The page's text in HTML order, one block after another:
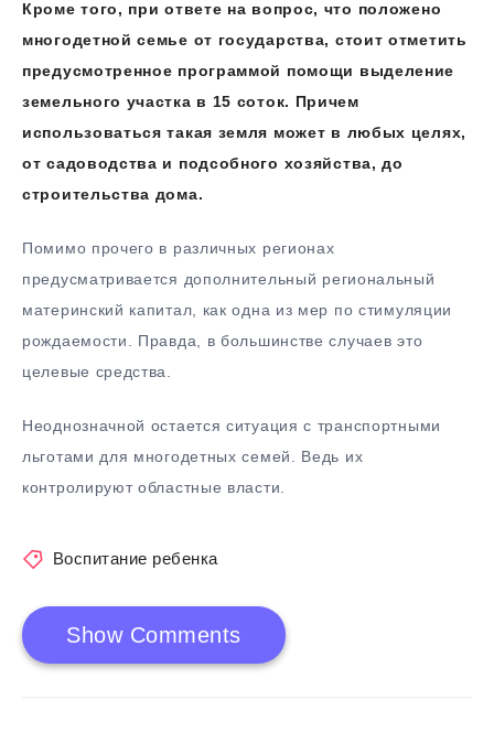
Кроме того, при ответе на вопрос, что положено
многодетной семье от государства, стоит отметить
предусмотренное программой помощи выделение
земельного участка в 15 соток. Причем
использоваться такая земля может в любых целях,
от садоводства и подсобного хозяйства, до
строительства дома.
Помимо прочего в различных регионах
предусматривается дополнительный региональный
материнский капитал, как одна из мер по стимуляции
рождаемости. Правда, в большинстве случаев это
целевые средства.
Неоднозначной остается ситуация с транспортными
льготами для многодетных семей. Ведь их
контролируют областные власти.
Воспитание ребенка
Show Comments